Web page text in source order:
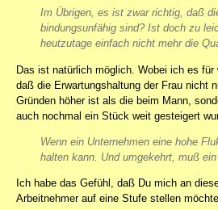
Im Übrigen, es ist zwar richtig, daß
bindungsunfähig sind? Ist doch zu
heutzutage einfach nicht mehr die
Das ist natürlich möglich. Wobei ich es für
daß die Erwartungshaltung der Frau nicht
Gründen höher ist als die beim Mann,
auch nochmal ein Stück weit gesteigert
Wenn ein Unternehmen eine hohe
halten kann. Und umgekehrt, muß
Ich habe das Gefühl, daß Du mich an
Arbeitnehmer auf eine Stufe stellen